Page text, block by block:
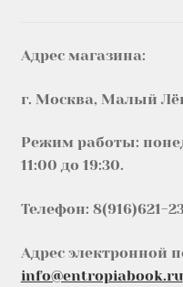
Адрес магазина:
г. Москва, Малый
Режим работы:
11:00 до 19:30.
Телефон: 8(916)621-
Адрес электронной
info@entropiabook.ru